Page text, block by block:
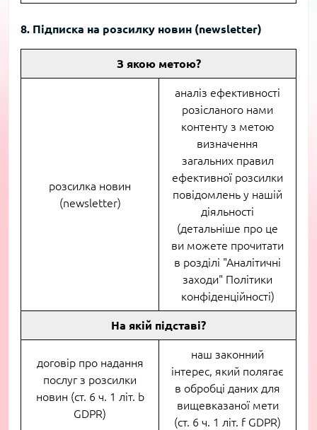
8. Підписка на розсилку новин (newsletter)
З якою метою?
розсилка новин
(newsletter)
аналіз ефективності
розісланого нами
контенту з метою
визначення
загальних правил
ефективної розсилки
повідомлень у нашій
діяльності
(детальніше про це
ви можете прочитати
в розділі "Аналітичні
заходи" Політики
конфіденційності)
На якій підставі?
договір про надання
послуг з розсилки
новин (ст. 6 ч. 1 літ. b
GDPR)
наш законний
інтерес, який полягає
в обробці даних для
вищевказаної мети
(ст. 6 ч. 1 літ. f GDPR)